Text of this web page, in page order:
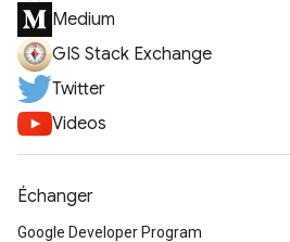
Medium
GIS Stack Exchange
Twitter
Videos
Échanger
Google Developer Program